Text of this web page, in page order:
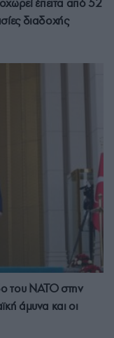
έπειτα από 52
διαδοχής
του ΝΑΤΟ στην
άμυνα και οι